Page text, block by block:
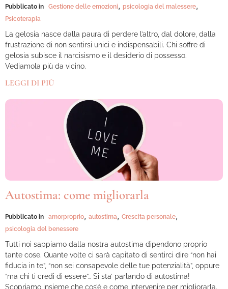
Pubblicato in Gestione delle emozioni, psicologia del malessere,
Psicoterapia
La gelosia nasce dalla paura di perdere l’altro, dal dolore, dalla
frustrazione di non sentirsi unici e indispensabili. Chi soffre di
gelosia subisce il narcisismo e il desiderio di possesso.
Vediamola più da vicino.
LEGGI DI PIÙ
Autostima: come migliorarla
Pubblicato in amorproprio, autostima, Crescita personale,
psicologia del benessere
Tutti noi sappiamo dalla nostra autostima dipendono proprio
tante cose. Quante volte ci sarà capitato di sentirci dire “non hai
fiducia in te”, “non sei consapevole delle tue potenzialità”, oppure
“ma chi ti credi di essere”… Si sta’ parlando di autostima!
Scopriamo insieme che cos’è e come intervenire per migliorarla.